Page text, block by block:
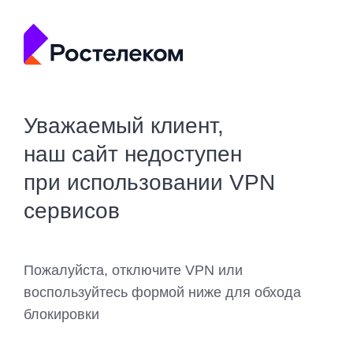
Уважаемый клиент,
наш сайт недоступен
при использовании VPN
сервисов
Пожалуйста, отключите VPN или
воспользуйтесь формой ниже для обхода
блокировки